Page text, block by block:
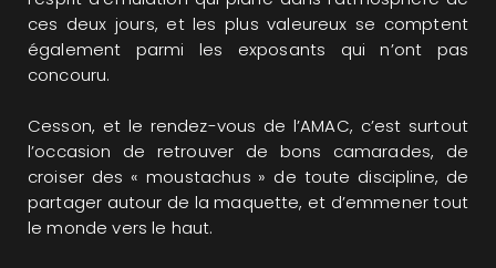
ces deux jours, et les plus valeureux se comptent
également parmi les exposants qui n’ont pas
concouru.
Cesson, et le rendez-vous de l’AMAC, c’est surtout
l’occasion de retrouver de bons camarades, de
croiser des « moustachus » de toute discipline, de
partager autour de la maquette, et d’emmener tout
le monde vers le haut.